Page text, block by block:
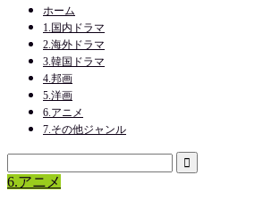
ホーム
1.国内ドラマ
2.海外ドラマ
3.韓国ドラマ
4.邦画
5.洋画
6.アニメ
7.その他ジャンル
6.アニメ